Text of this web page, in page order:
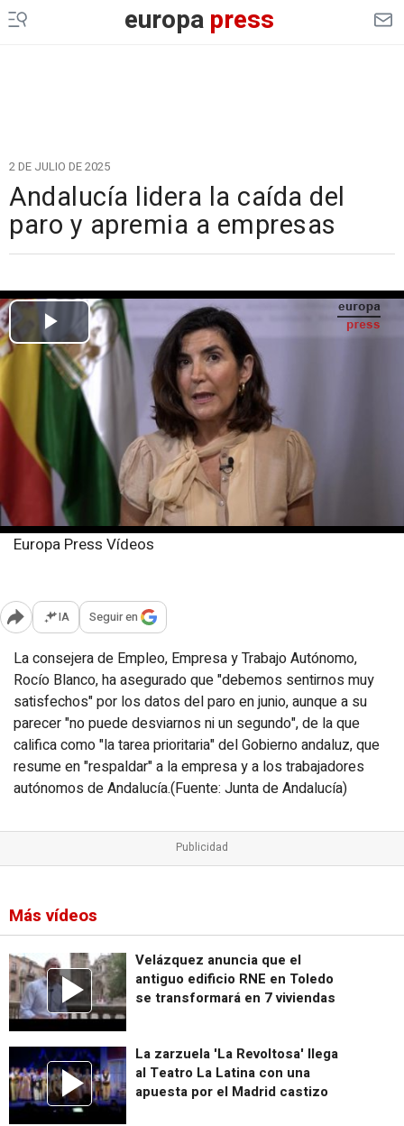
europapress
2 DE JULIO DE 2025
Andalucía lidera la caída del
paro y apremia a empresas
Europa Press Vídeos
Abrir opciones para compartir
IA Seguir en
La consejera de Empleo, Empresa y Trabajo Autónomo,
Rocío Blanco, ha asegurado que "debemos sentirnos muy
satisfechos" por los datos del paro en junio, aunque a su
parecer "no puede desviarnos ni un segundo", de la que
califica como "la tarea prioritaria" del Gobierno andaluz, que
resume en "respaldar" a la empresa y a los trabajadores
autónomos de Andalucía.(Fuente: Junta de Andalucía)
Más vídeos
Velázquez anuncia que el
antiguo edificio RNE en Toledo
se transformará en 7 viviendas
La zarzuela 'La Revoltosa' llega
al Teatro La Latina con una
apuesta por el Madrid castizo